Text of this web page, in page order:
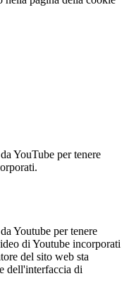
YouTube per tenere
Youtube per tenere
di Youtube incorporati
del sito web sta
dell'interfaccia di